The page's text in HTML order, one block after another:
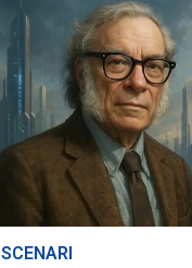
SCENARI